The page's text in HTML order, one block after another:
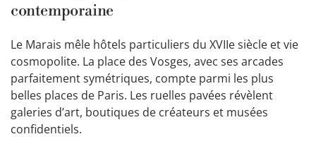
contemporaine
Le Marais mêle hôtels particuliers du XVIIe siècle et vie
cosmopolite. La place des Vosges, avec ses arcades
parfaitement symétriques, compte parmi les plus
belles places de Paris. Les ruelles pavées révèlent
galeries d’art, boutiques de créateurs et musées
confidentiels.